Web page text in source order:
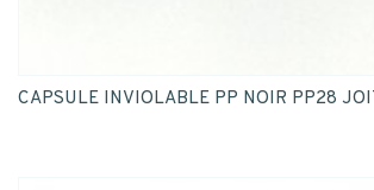
CAPSULE INVIOLABLE PP NOIR PP28